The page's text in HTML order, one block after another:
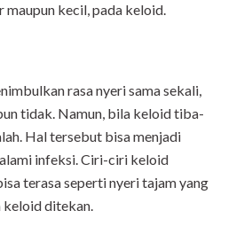
maupun kecil, pada keloid.
rasa nyeri sama sekali,
tidak. Namun, bila keloid tiba-
Hal tersebut bisa menjadi
infeksi. Ciri-ciri keloid
terasa seperti nyeri tajam yang
keloid ditekan.